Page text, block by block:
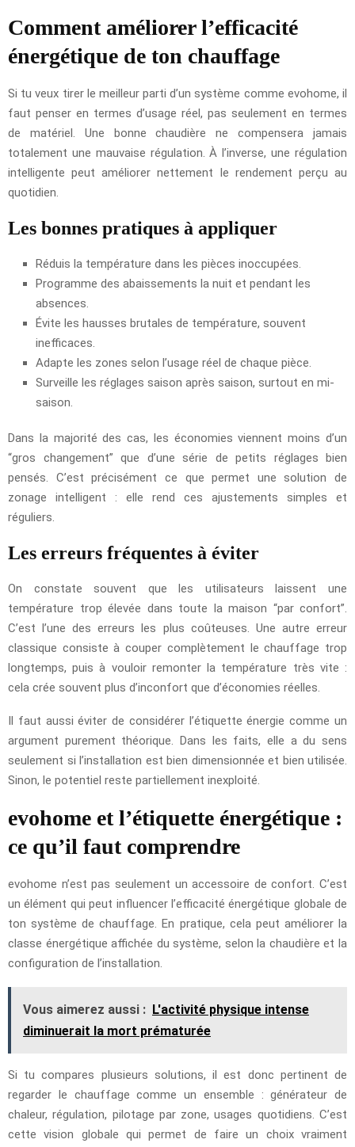
Comment améliorer l’efficacité
énergétique de ton chauffage
Si tu veux tirer le meilleur parti d’un système comme evohome, il
faut penser en termes d’usage réel, pas seulement en termes
de matériel. Une bonne chaudière ne compensera jamais
totalement une mauvaise régulation. À l’inverse, une régulation
intelligente peut améliorer nettement le rendement perçu au
quotidien.
Les bonnes pratiques à appliquer
Réduis la température dans les pièces inoccupées.
Programme des abaissements la nuit et pendant les
absences.
Évite les hausses brutales de température, souvent
inefficaces.
Adapte les zones selon l’usage réel de chaque pièce.
Surveille les réglages saison après saison, surtout en mi-
saison.
Dans la majorité des cas, les économies viennent moins d’un
“gros changement” que d’une série de petits réglages bien
pensés. C’est précisément ce que permet une solution de
zonage intelligent : elle rend ces ajustements simples et
réguliers.
Les erreurs fréquentes à éviter
On constate souvent que les utilisateurs laissent une
température trop élevée dans toute la maison “par confort”.
C’est l’une des erreurs les plus coûteuses. Une autre erreur
classique consiste à couper complètement le chauffage trop
longtemps, puis à vouloir remonter la température très vite :
cela crée souvent plus d’inconfort que d’économies réelles.
Il faut aussi éviter de considérer l’étiquette énergie comme un
argument purement théorique. Dans les faits, elle a du sens
seulement si l’installation est bien dimensionnée et bien utilisée.
Sinon, le potentiel reste partiellement inexploité.
evohome et l’étiquette énergétique :
ce qu’il faut comprendre
evohome n’est pas seulement un accessoire de confort. C’est
un élément qui peut influencer l’efficacité énergétique globale de
ton système de chauffage. En pratique, cela peut améliorer la
classe énergétique affichée du système, selon la chaudière et la
configuration de l’installation.
Vous aimerez aussi : L'activité physique intense
diminuerait la mort prématurée
Si tu compares plusieurs solutions, il est donc pertinent de
regarder le chauffage comme un ensemble : générateur de
chaleur, régulation, pilotage par zone, usages quotidiens. C’est
cette vision globale qui permet de faire un choix vraiment